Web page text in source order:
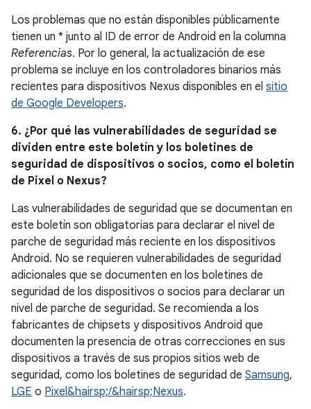
Los problemas que no están disponibles públicamente
tienen un * junto al ID de error de Android en la columna
Referencias. Por lo general, la actualización de ese
problema se incluye en los controladores binarios más
recientes para dispositivos Nexus disponibles en el sitio
de Google Developers.
6. ¿Por qué las vulnerabilidades de seguridad se
dividen entre este boletín y los boletines de
seguridad de dispositivos o socios, como el boletín
de Pixel o Nexus?
Las vulnerabilidades de seguridad que se documentan en
este boletín son obligatorias para declarar el nivel de
parche de seguridad más reciente en los dispositivos
Android. No se requieren vulnerabilidades de seguridad
adicionales que se documenten en los boletines de
seguridad de los dispositivos o socios para declarar un
nivel de parche de seguridad. Se recomienda a los
fabricantes de chipsets y dispositivos Android que
documenten la presencia de otras correcciones en sus
dispositivos a través de sus propios sitios web de
seguridad, como los boletines de seguridad de Samsung,
LGE o Pixel&hairsp;/&hairsp;Nexus.